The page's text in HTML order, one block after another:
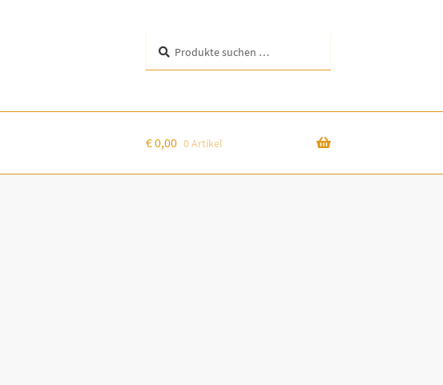
nach:
€0,00 0 Artikel